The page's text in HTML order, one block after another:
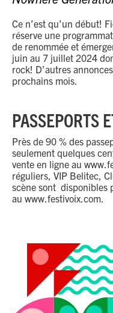
Ce n’est qu’un début!
réserve une
de renommée et
juin au 7 juillet 2024
rock! D’autres
prochains mois.
PASSEPORTS
Près de 90 % des
seulement quelques
vente en ligne au
réguliers, VIP Belitec,
scène sont disponibles
au www.festivoix.com.